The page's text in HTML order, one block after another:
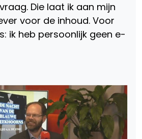
Die laat ik aan mijn
voor de inhoud. Voor
ik heb persoonlijk geen e-